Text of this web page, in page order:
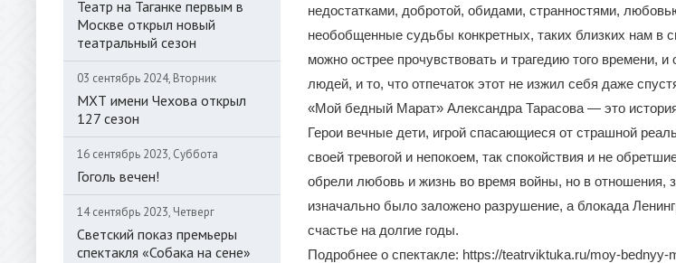
Театр на Таганке первым в
Москве открыл новый
театральный сезон
03 сентябрь 2024, Вторник
МХТ имени Чехова открыл
127 сезон
16 сентябрь 2023, Суббота
Гоголь вечен!
14 сентябрь 2023, Четверг
Светский показ премьеры
спектакля «Собака на сене»
недостатками, добротой, обидами, странностями,
необобщенные судьбы конкретных, таких близких нам в
можно острее прочувствовать и трагедию того времени,
людей, и то, что отпечаток этот не изжил себя даже
«Мой бедный Марат» Александра Тарасова — это
Герои вечные дети, игрой спасающиеся от страшной
своей тревогой и непокоем, так спокойствия и не
обрели любовь и жизнь во время войны, но в отношения,
изначально было заложено разрушение, а блокада
счастье на долгие годы.
Подробнее о спектакле: https://teatrviktuka.ru/moy-bednyy-